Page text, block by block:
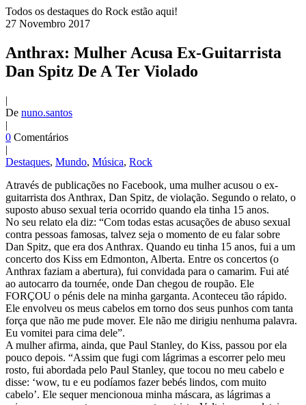
Todos os destaques do Rock estão aqui!
27 Novembro 2017
Anthrax: Mulher Acusa Ex-Guitarrista
Dan Spitz De A Ter Violado
|
De nuno.santos
|
0 Comentários
|
Destaques, Mundo, Música, Rock
Através de publicações no Facebook, uma mulher acusou o ex-
guitarrista dos Anthrax, Dan Spitz, de violação. Segundo o relato, o
suposto abuso sexual teria ocorrido quando ela tinha 15 anos.
No seu relato ela diz: “Com todas estas acusações de abuso sexual
contra pessoas famosas, talvez seja o momento de eu falar sobre
Dan Spitz, que era dos Anthrax. Quando eu tinha 15 anos, fui a um
concerto dos Kiss em Edmonton, Alberta. Entre os concertos (o
Anthrax faziam a abertura), fui convidada para o camarim. Fui até
ao autocarro da tournée, onde Dan chegou de roupão. Ele
FORÇOU o pénis dele na minha garganta. Aconteceu tão rápido.
Ele envolveu os meus cabelos em torno dos seus punhos com tanta
força que não me pude mover. Ele não me dirigiu nenhuma palavra.
Eu vomitei para cima dele”.
A mulher afirma, ainda, que Paul Stanley, do Kiss, passou por ela
pouco depois. “Assim que fugi com lágrimas a escorrer pelo meu
rosto, fui abordada pelo Paul Stanley, que tocou no meu cabelo e
disse: ‘wow, tu e eu podíamos fazer bebés lindos, com muito
cabelo’. Ele sequer mencionoua minha máscara, as lágrimas a